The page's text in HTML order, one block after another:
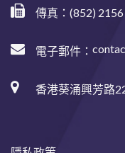
傳真：(852)
電子郵件：
香港葵涌興芳路